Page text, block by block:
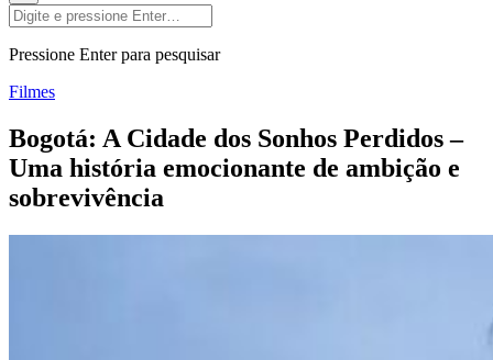
Pressione Enter para pesquisar
Filmes
Bogotá: A Cidade dos Sonhos Perdidos –
Uma história emocionante de ambição e
sobrevivência